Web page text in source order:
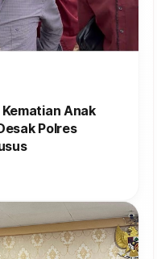
Anak
Polres